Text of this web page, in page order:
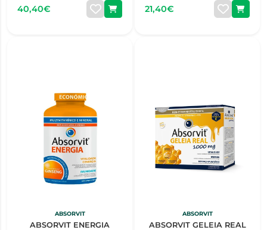
40,40€ 21,40€
ABSORVIT
ABSORVIT ENERGIA
ABSORVIT
ABSORVIT GELEIA REAL